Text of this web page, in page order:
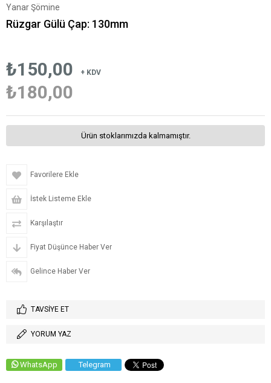
Yanar Şömine
Rüzgar Gülü Çap: 130mm
₺150,00 + KDV
₺180,00
Ürün stoklarımızda kalmamıştır.
Favorilere Ekle
İstek Listeme Ekle
Karşılaştır
Fiyat Düşünce Haber Ver
Gelince Haber Ver
TAVSIYE ET
YORUM YAZ
WhatsApp Telegram